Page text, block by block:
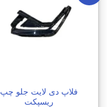
فلاپ دی لایت جلو چپ
ریسپکت